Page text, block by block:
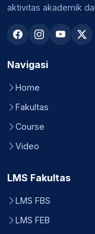
aktivitas akademik
Navigasi
Home
Fakultas
Course
Video
LMS Fakultas
LMS FBS
LMS FEB